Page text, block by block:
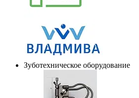
Зуботехническое оборудование